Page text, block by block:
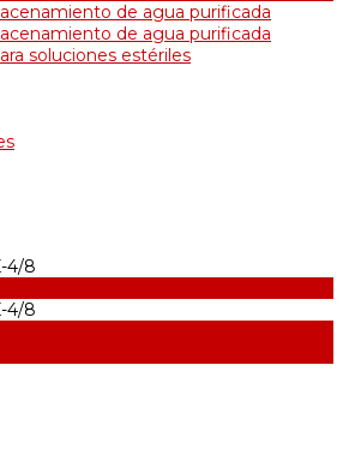
de agua purificada
de agua purificada
soluciones estériles
4/8
4/8